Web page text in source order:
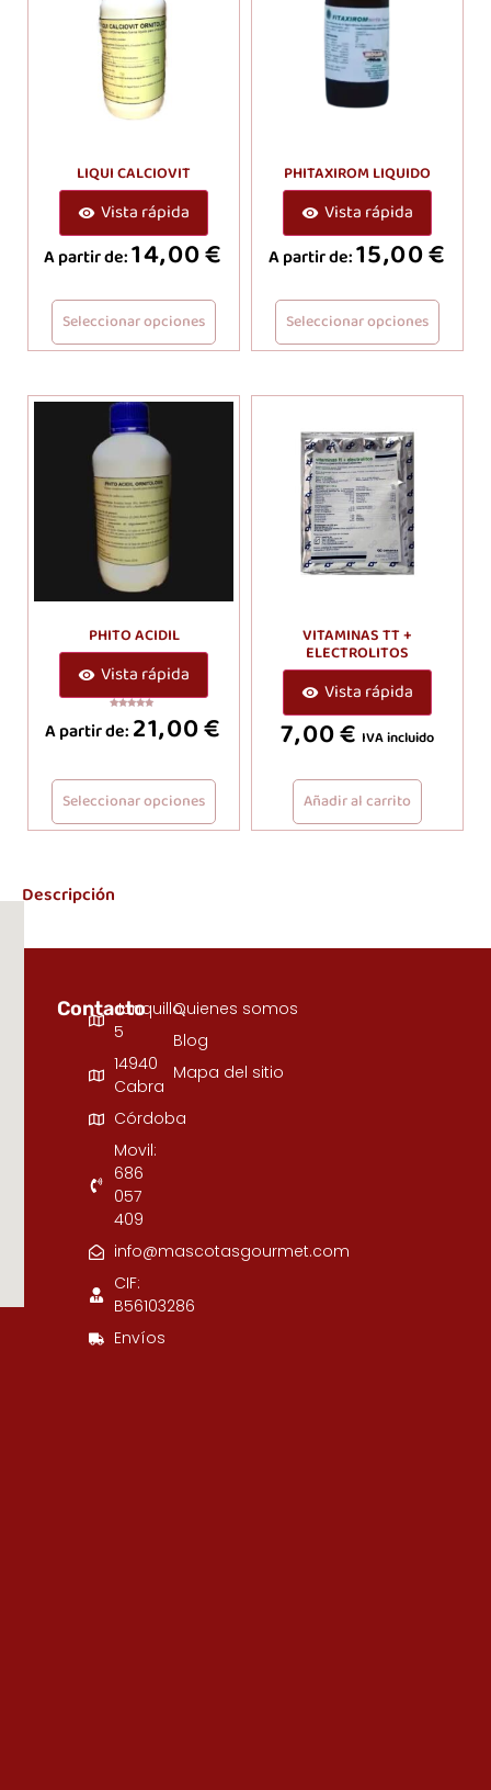
LIQUI CALCIOVIT
Vista rápida
A partir de:14,00€
Seleccionar opciones
PHITAXIROM LIQUIDO
Vista rápida
A partir de:15,00€
Seleccionar opciones
PHITO ACIDIL
Vista rápida
con
5.00
A partir de: 21,00€
Seleccionar opciones
VITAMINAS TT +
ELECTROLITOS
Vista rápida
7,00€ IVA incluido
Añadir al carrito
Descripción
ContactoJunquillo,
5
14940
Cabra
Córdoba
Movil:
686
057
409
info@mascotasgourmet.com
CIF:
B56103286
Envíos
Quienes somos
Blog
Mapa del sitio